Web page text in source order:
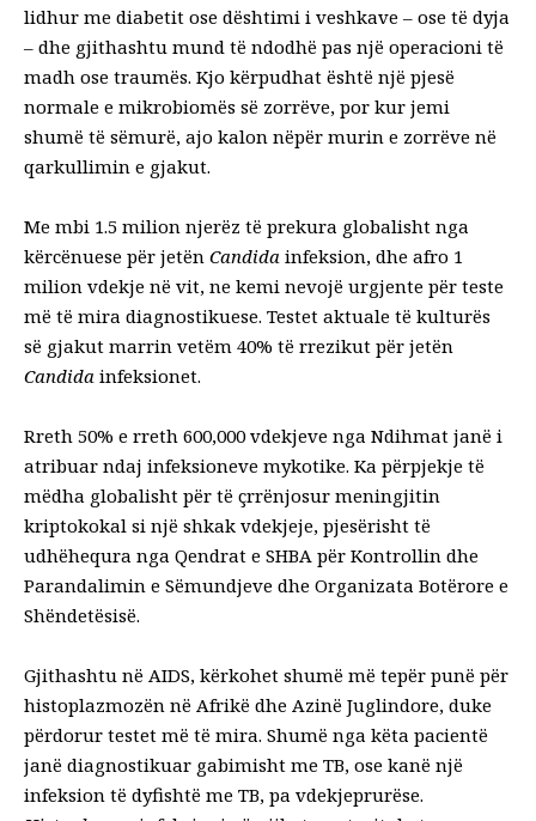
lidhur me diabetit ose dështimi i veshkave – ose të dyja
– dhe gjithashtu mund të ndodhë pas një operacioni të
madh ose traumës. Kjo kërpudhat është një pjesë
normale e mikrobiomës së zorrëve, por kur jemi
shumë të sëmurë, ajo kalon nëpër murin e zorrëve në
qarkullimin e gjakut.
Me mbi 1.5 milion njerëz të prekura globalisht nga
kërcënuese për jetën Candida infeksion, dhe afro 1
milion vdekje në vit, ne kemi nevojë urgjente për teste
më të mira diagnostikuese. Testet aktuale të kulturës
së gjakut marrin vetëm 40% të rrezikut për jetën
Candida infeksionet.
Rreth 50% e rreth 600,000 vdekjeve nga Ndihmat janë i
atribuar ndaj infeksioneve mykotike. Ka përpjekje të
mëdha globalisht për të çrrënjosur meningjitin
kriptokokal si një shkak vdekjeje, pjesërisht të
udhëhequra nga Qendrat e SHBA për Kontrollin dhe
Parandalimin e Sëmundjeve dhe Organizata Botërore e
Shëndetësisë.
Gjithashtu në AIDS, kërkohet shumë më tepër punë për
histoplazmozën në Afrikë dhe Azinë Juglindore, duke
përdorur testet më të mira. Shumë nga këta pacientë
janë diagnostikuar gabimisht me TB, ose kanë një
infeksion të dyfishtë me TB, pa vdekjeprurëse.